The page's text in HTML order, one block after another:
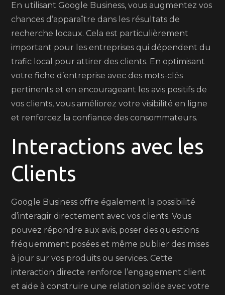
En utilisant Google Business, vous augmentez vos
chances d’apparaître dans les résultats de
recherche locaux. Cela est particulièrement
important pour les entreprises qui dépendent du
trafic local pour attirer des clients. En optimisant
votre fiche d’entreprise avec des mots-clés
pertinents et en encourageant les avis positifs de
vos clients, vous améliorez votre visibilité en ligne
et renforcez la confiance des consommateurs.
Interactions avec les
Clients
Google Business offre également la possibilité
d’interagir directement avec vos clients. Vous
pouvez répondre aux avis, poser des questions
fréquemment posées et même publier des mises
à jour sur vos produits ou services. Cette
interaction directe renforce l’engagement client
et aide à construire une relation solide avec votre